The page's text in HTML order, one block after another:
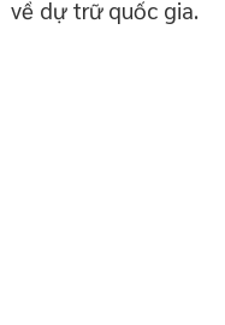
về dự trữ quốc gia.